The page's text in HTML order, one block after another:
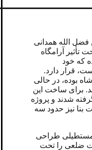
الله همدانی
آرامگاه
که خود
قرار دارد.
بوده، در حالی
برای ساخت این
شدند و پروژه
بنا نیز حدود سه
طراحی
ضلعی را تحت